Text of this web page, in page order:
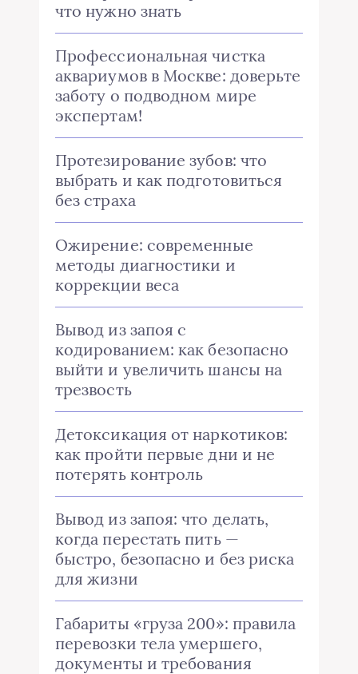
что нужно знать
Профессиональная чистка
аквариумов в Москве: доверьте
заботу о подводном мире
экспертам!
Протезирование зубов: что
выбрать и как подготовиться
без страха
Ожирение: современные
методы диагностики и
коррекции веса
Вывод из запоя с
кодированием: как безопасно
выйти и увеличить шансы на
трезвость
Детоксикация от наркотиков:
как пройти первые дни и не
потерять контроль
Вывод из запоя: что делать,
когда перестать пить —
быстро, безопасно и без риска
для жизни
Габариты «груза 200»: правила
перевозки тела умершего,
документы и требования